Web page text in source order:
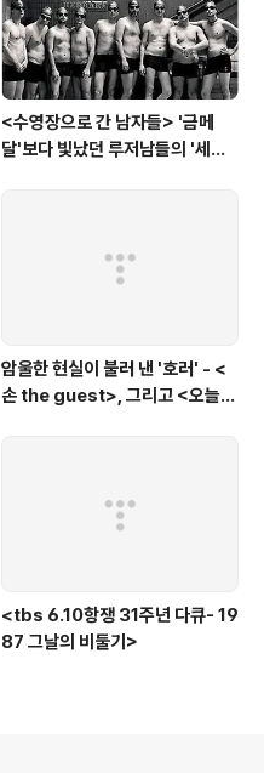
<수영장으로 간 남자들> '금메
달'보다 빛났던 루저남들의 '세라
암울한 현실이 불러 낸 '호러' - <
손 the guest>, 그리고 <오늘의
<tbs 6.10항쟁 31주년 다큐- 19
87 그날의 비둘기>